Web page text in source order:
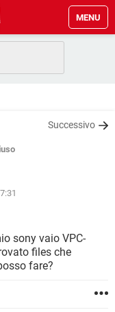
MENU
10
10
Successivo
sony vaio VPC-
files che
fare?